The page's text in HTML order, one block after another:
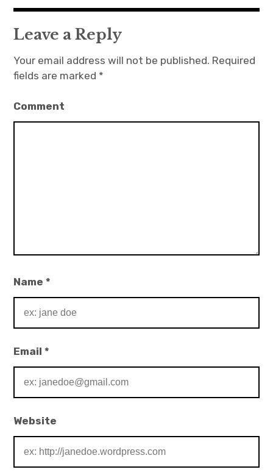
i
g
t
o
n
Leave a Reply
Your email address will not be published. Required
fields are marked *
Comment
Name*
Email*
Website